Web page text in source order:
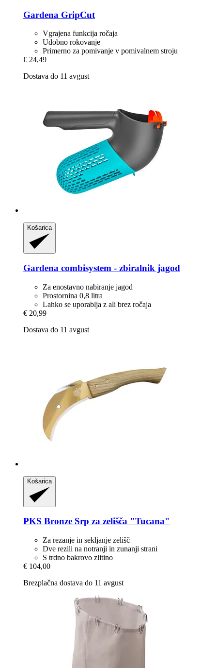
Gardena GripCut
Vgrajena funkcija ročaja
Udobno rokovanje
Primerno za pomivanje v pomivalnem stroju
€ 24,49
Dostava do 11 avgust
Košarica
Gardena combisystem -​ zbiralnik jagod
Za enostavno nabiranje jagod
Prostornina 0,8 litra
Lahko se uporablja z ali brez ročaja
€ 20,99
Dostava do 11 avgust
Košarica
PKS Bronze Srp za zelišča "Tucana"
Za rezanje in sekljanje zelišč
Dve rezili na notranji in zunanji strani
S trdno bakrovo zlitino
€ 104,00
Brezplačna dostava do 11 avgust